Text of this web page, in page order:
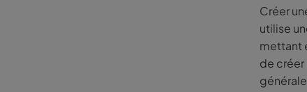
Créer
utilise
mettant
de créer